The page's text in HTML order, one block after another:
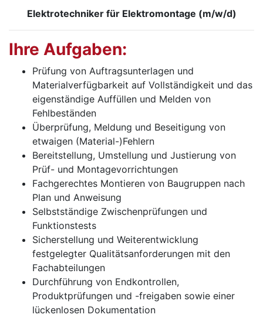
Elektrotechniker für Elektromontage (m/w/d)
Ihre Aufgaben:
Prüfung von Auftragsunterlagen und
Materialverfügbarkeit auf Vollständigkeit und das
eigenständige Auffüllen und Melden von
Fehlbeständen
Überprüfung, Meldung und Beseitigung von
etwaigen (Material-)Fehlern
Bereitstellung, Umstellung und Justierung von
Prüf- und Montagevorrichtungen
Fachgerechtes Montieren von Baugruppen nach
Plan und Anweisung
Selbstständige Zwischenprüfungen und
Funktionstests
Sicherstellung und Weiterentwicklung
festgelegter Qualitätsanforderungen mit den
Fachabteilungen
Durchführung von Endkontrollen,
Produktprüfungen und -freigaben sowie einer
lückenlosen Dokumentation